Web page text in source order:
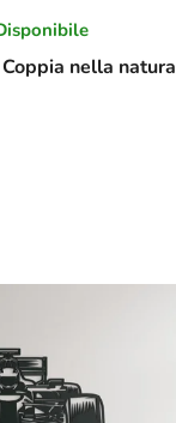
nella natura